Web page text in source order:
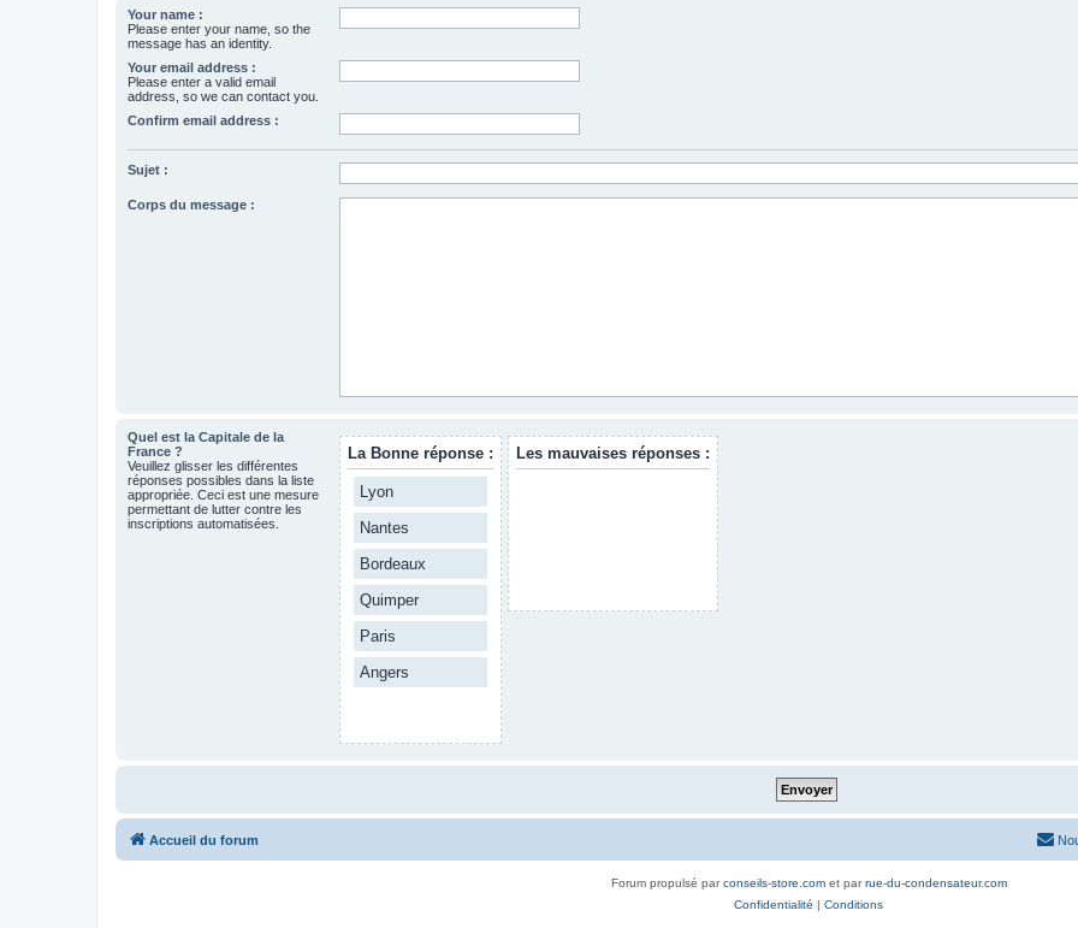
Your name :
Please enter your name, so the
message has an identity.
Your email address :
Please enter a valid email
address, so we can contact you.
Confirm email address :
Sujet :
Corps du message :
Quel est la Capitale de la
France ?
Veuillez glisser les différentes
réponses possibles dans la liste
appropriée. Ceci est une mesure
permettant de lutter contre les
inscriptions automatisées.
La Bonne réponse :
Lyon
Nantes
Bordeaux
Quimper
Paris
Angers
Les mauvaises réponses :
Accueil du forum
Forum propulsé parconseils-store.comet parrue-du-condensateur.com
Confidentialité | Conditions